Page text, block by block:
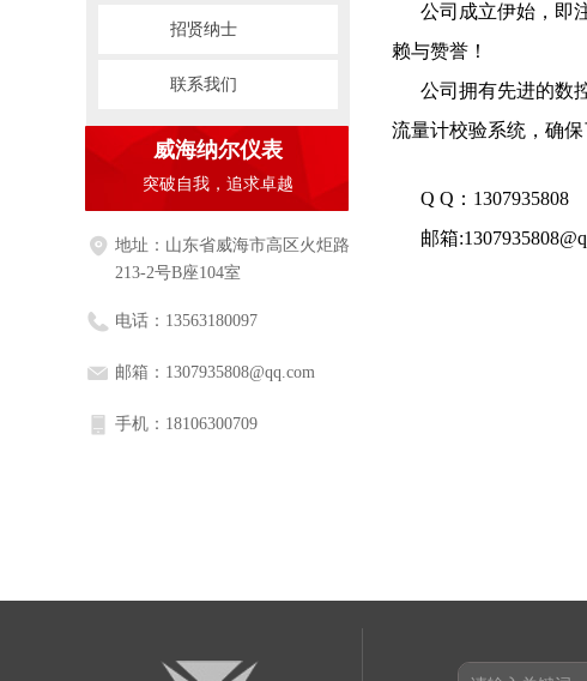
公司成立伊始，即注
赖与赞誉！
公司拥有先进的数控
流量计校验系统，确保
Q Q：1307935808
邮箱
招贤纳士
联系我们
地址： 山东省威海市高区火炬路
213-2号B座104室
电话： 13563180097
邮箱： 1307935808@qq.com
手机： 18106300709
威海纳尔仪表
突破自我，追求卓越